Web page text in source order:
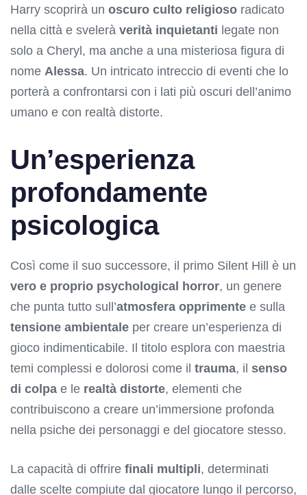
Harry scoprirà un oscuro culto religioso radicato
nella città e svelerà verità inquietanti legate non
solo a Cheryl, ma anche a una misteriosa figura di
nome Alessa. Un intricato intreccio di eventi che lo
porterà a confrontarsi con i lati più oscuri dell’animo
umano e con realtà distorte.
Un’esperienza
profondamente
psicologica
Così come il suo successore, il primo Silent Hill è un
vero e proprio psychological horror, un genere
che punta tutto sull’atmosfera opprimente e sulla
tensione ambientale per creare un’esperienza di
gioco indimenticabile. Il titolo esplora con maestria
temi complessi e dolorosi come il trauma, il senso
di colpa e le realtà distorte, elementi che
contribuiscono a creare un’immersione profonda
nella psiche dei personaggi e del giocatore stesso.
La capacità di offrire finali multipli, determinati
dalle scelte compiute dal giocatore lungo il percorso,